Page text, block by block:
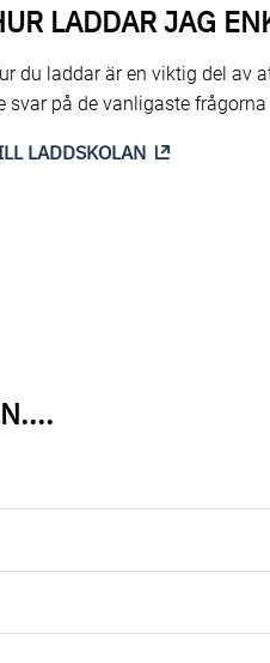
LADDAR JAG
du laddar är en viktig del av
svar på de vanligaste
LADDSKOLAN